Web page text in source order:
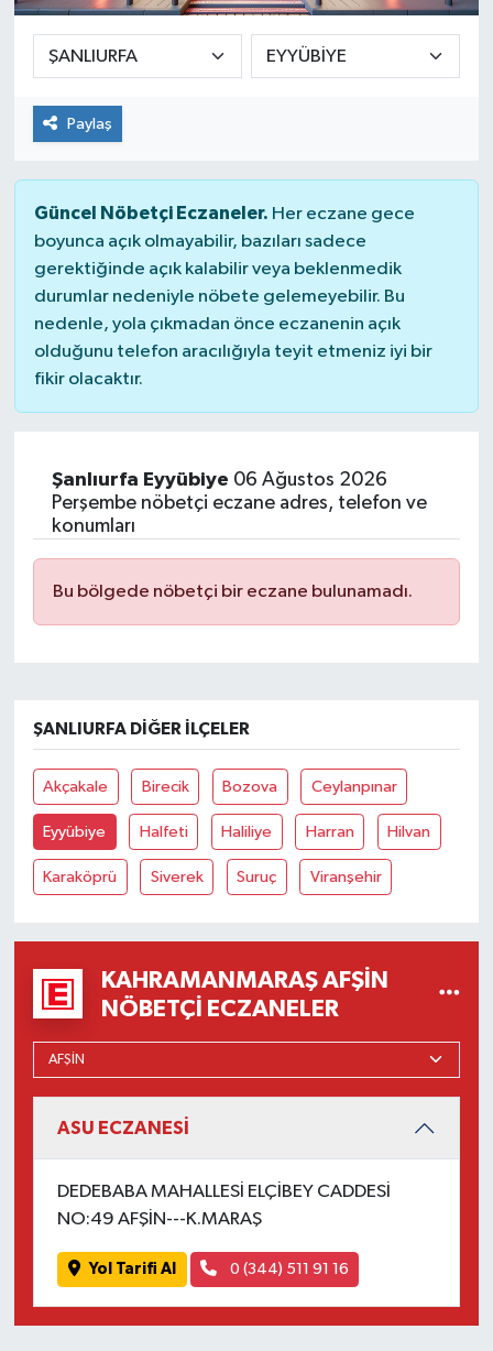
Paylaş
Güncel Nöbetçi Eczaneler. Her eczane gece
boyunca açık olmayabilir, bazıları sadece
gerektiğinde açık kalabilir veya beklenmedik
durumlar nedeniyle nöbete gelemeyebilir. Bu
nedenle, yola çıkmadan önce eczanenin açık
olduğunu telefon aracılığıyla teyit etmeniz iyi bir
fikir olacaktır.
Şanlıurfa Eyyübiye 06 Ağustos 2026
Perşembe nöbetçi eczane adres, telefon ve
konumları
Bu bölgede nöbetçi bir eczane bulunamadı.
ŞANLIURFA DIĞER İLÇELER
Akçakale Birecik Bozova Ceylanpınar
Eyyübiye Halfeti Haliliye Harran Hilvan
Karaköprü Siverek Suruç Viranşehir
KAHRAMANMARAŞ AFŞIN
NÖBETÇI ECZANELER
ASU ECZANESİ
DEDEBABA MAHALLESİ ELÇİBEY CADDESİ
NO:49 AFŞİN---K.MARAŞ
Yol Tarifi Al 0 (344) 511 91 16